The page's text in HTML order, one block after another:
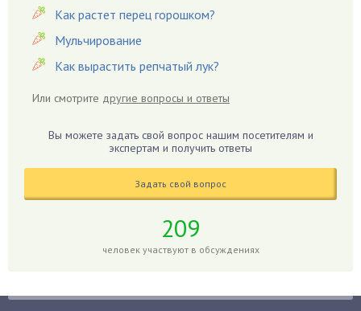
Георгины
Герань
Гиацинт
Гиппеаструм
Годжи
Голубика
Как растет перец горошком?
Мульчирование
Как вырастить репчатый лук?
Или смотрите другие вопросы и ответы
Вы можете задать свой вопрос нашим посетителям и
экспертам и получить ответы
Задать свой вопрос
209
человек участвуют в обсуждениях